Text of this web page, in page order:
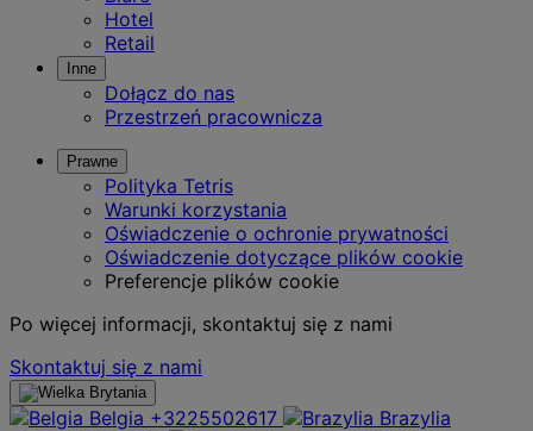
Hotel
Retail
Inne
Dołącz do nas
Przestrzeń pracownicza
Prawne
Polityka Tetris
Warunki korzystania
Oświadczenie o ochronie prywatności
Oświadczenie dotyczące plików cookie
Preferencje plików cookie
Po więcej informacji, skontaktuj się z nami
Skontaktuj się z nami
Belgia +3225502617
Brazylia